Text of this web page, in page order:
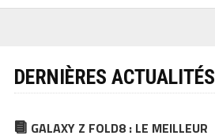
DERNIÈRES ACTUALITÉS
GALAXY Z FOLD8 : LE MEILLEUR